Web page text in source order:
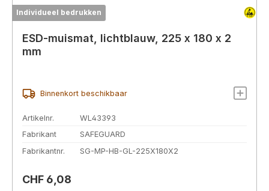
Individueel bedrukken
ESD-muismat, lichtblauw, 225 x 180 x 2
mm
Binnenkort beschikbaar
Artikelnr.
WL43393
Fabrikant
SAFEGUARD
Fabrikantnr.
SG-MP-HB-GL-225X180X2
Normale prijs:
CHF 6,08